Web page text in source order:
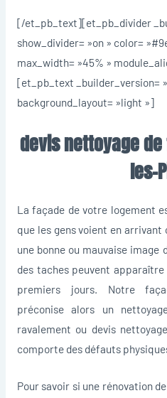
[/et_pb_text][et_pb_divider
show_divider= »on » color=
max_width= »45% »
[et_pb_text _builder_version=
background_layout= »light »]
devis nettoyage
les-
La façade de votre logement
que les gens voient en arrivant
une bonne ou mauvaise
des taches peuvent
premiers jours. Notre
préconise alors un
ravalement ou devis
comporte des défauts
Pour savoir si une rénovation